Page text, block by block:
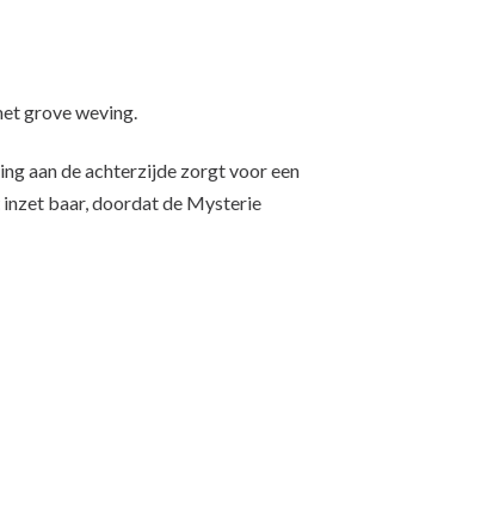
grove weving.
aan de achterzijde zorgt voor een
baar, doordat de Mysterie